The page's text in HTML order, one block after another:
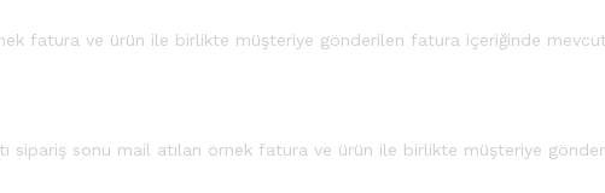
fatura ve ürün ile birlikte müşteriye gönderilen fatura içeriğinde
sipariş sonu mail atılan örnek fatura ve ürün ile birlikte müşteriye